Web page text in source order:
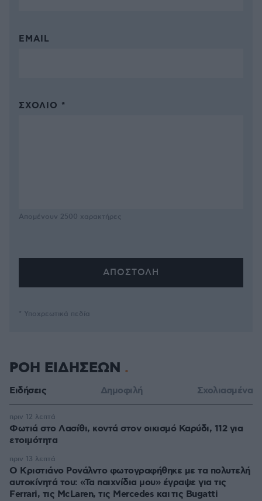
EMAIL
ΣΧΌΛΙΟ *
Απομένουν 2500 χαρακτήρες
* Υποχρεωτικά πεδία
ΡΟΗ ΕΙΔΗΣΕΩΝ
Ειδήσεις Δημοφιλή Σχολιασμένα
Φωτιά στο Λασίθι, κοντά στον οικισμό Καρύδι, 112 για
ετοιμότητα
πριν 12 λεπτά
Ο Κριστιάνο Ρονάλντο φωτογραφήθηκε με τα πολυτελή
αυτοκίνητά του: «Τα παιχνίδια μου» έγραψε για τις
Ferrari, τις McLaren, τις Mercedes και τις Bugatti
πριν 13 λεπτά